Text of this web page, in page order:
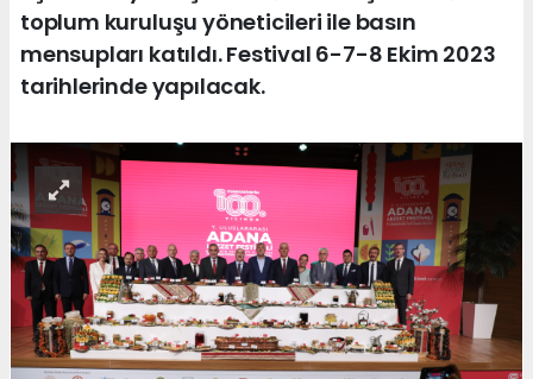
toplum kuruluşu yöneticileri ile basın
mensupları katıldı. Festival 6-7-8 Ekim 2023
tarihlerinde yapılacak.